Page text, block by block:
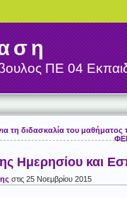
ΠΕ 04
τη διδασκαλία του μαθήματος
Ημερησίου και
στις 25 Νοεμβρίου 2015